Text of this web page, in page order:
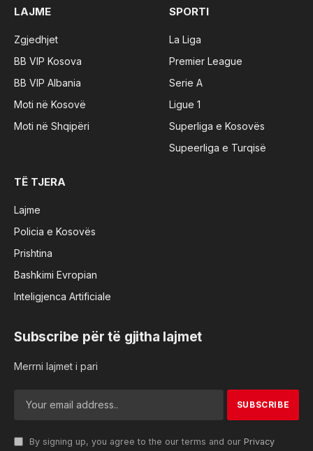
LAJME
Zgjedhjet
BB VIP Kosova
BB VIP Albania
Moti në Kosovë
Moti në Shqipëri
SPORTI
La Liga
Premier League
Serie A
Ligue 1
Superliga e Kosovës
Supeerliga e Turqisë
TË TJERA
Lajme
Policia e Kosovës
Prishtina
Bashkimi Evropian
Inteligjenca Artificiale
Subscribe për të gjitha lajmet
Merrni lajmet i pari
By signing up, you agree to the our terms and our Privacy